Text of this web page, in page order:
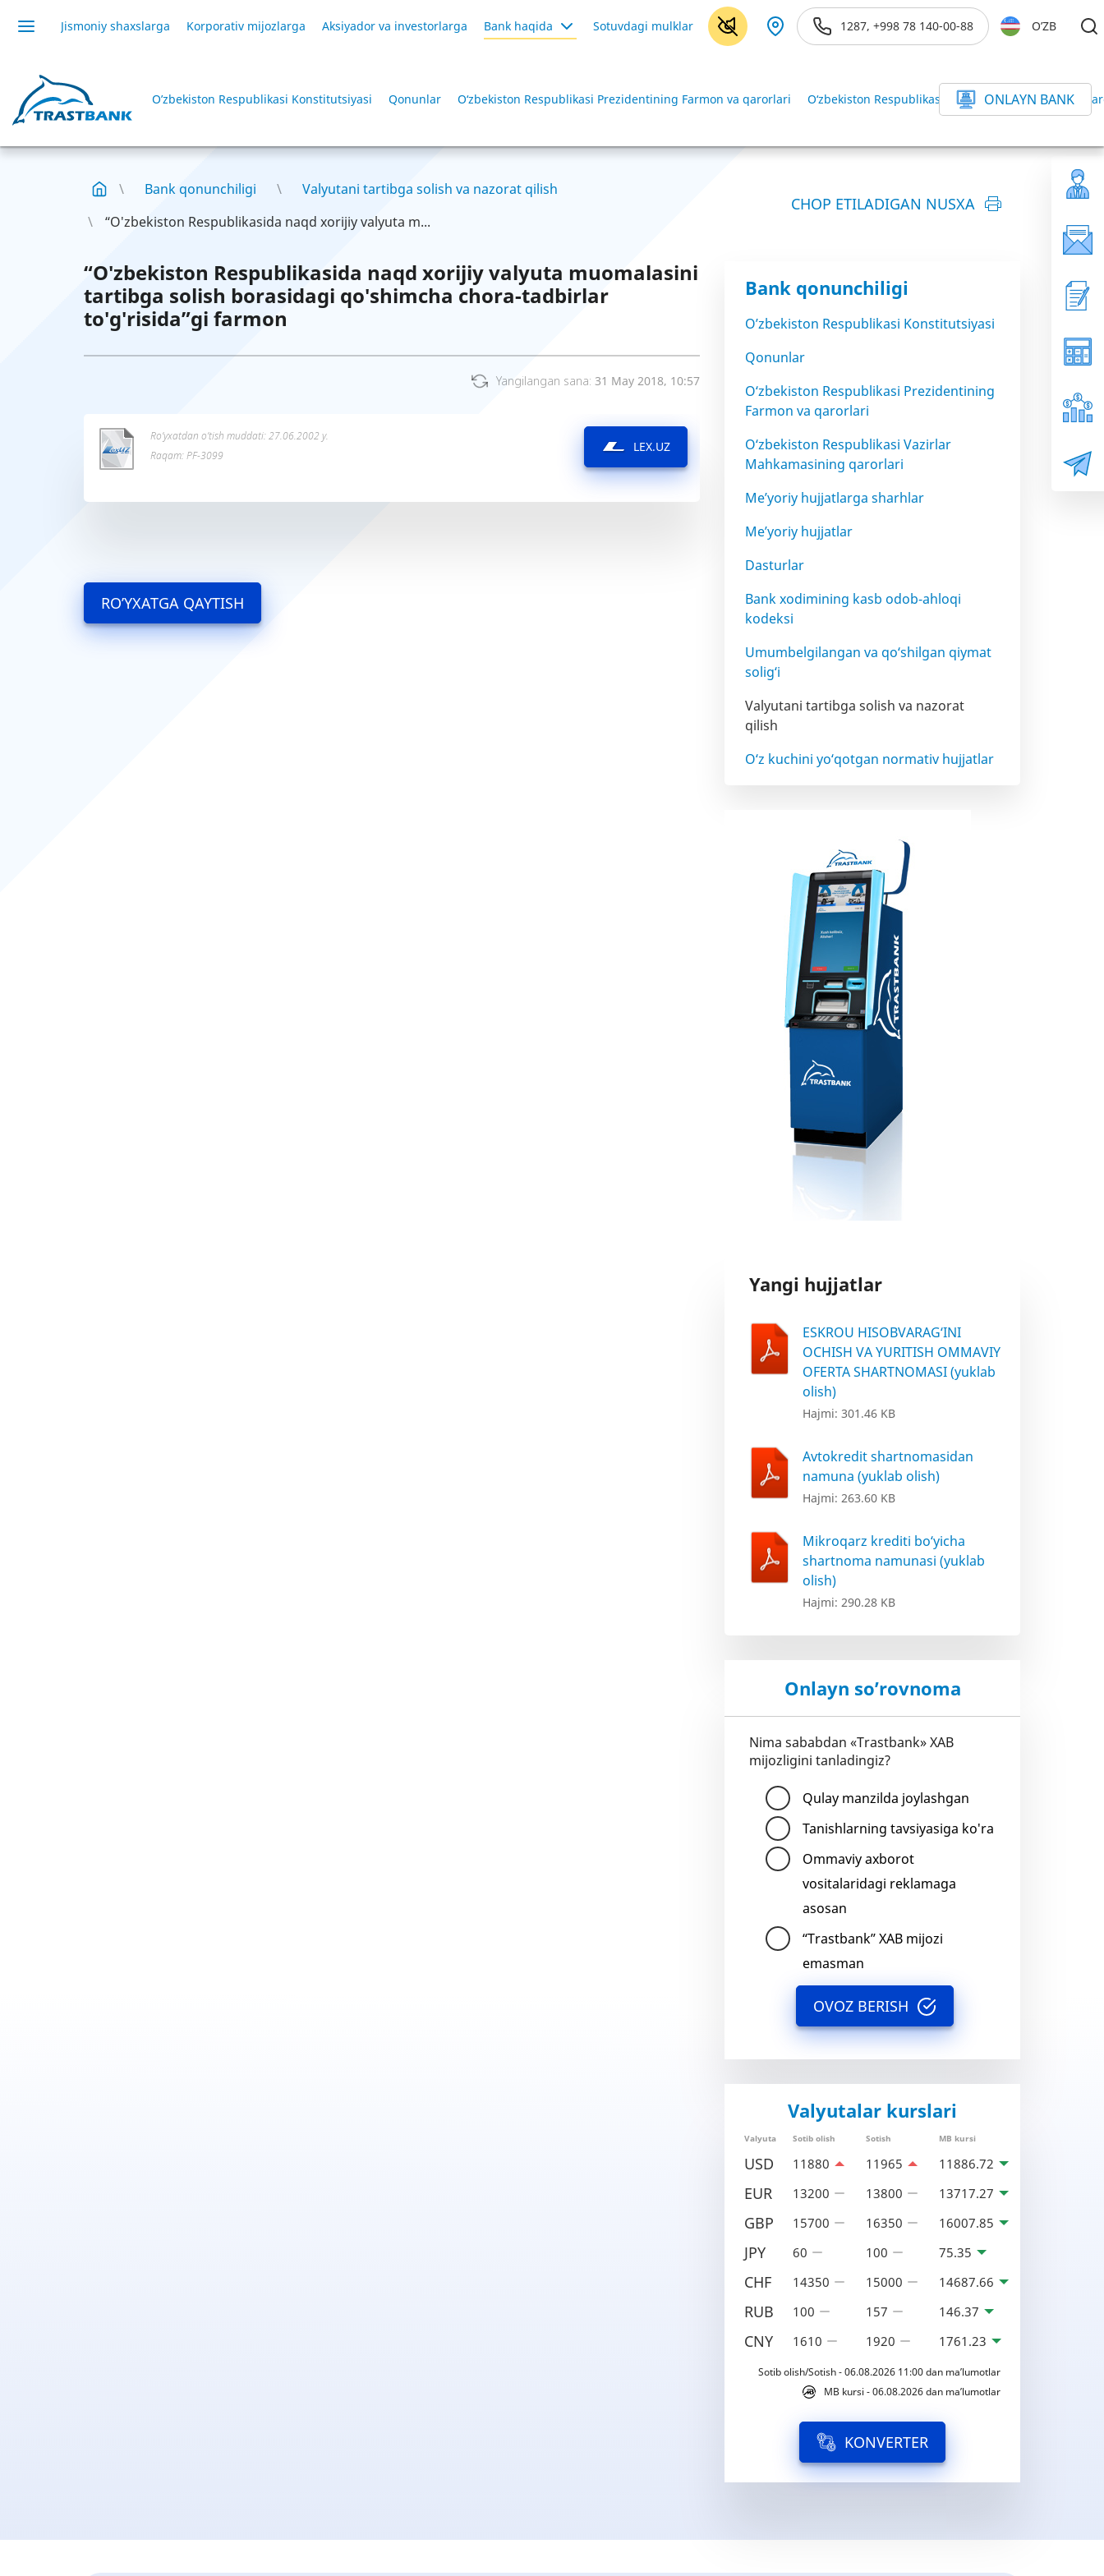
Jismoniy shaxslarga Korporativ mijozlarga Aksiyador va investorlarga Bank haqida Sotuvdagi mulklar 1287, +998 78 140-00-88 O’ZB
O’zbekiston Respublikasi Konstitutsiyasi Qonunlar O‘zbekiston Respublikasi Prezidentining Farmon va qarorlari O‘zbekiston Respublikasi Vazirlar Mahkamasining
ONLAYN BANK
Bank qonunchiligi
Valyutani tartibga solish va nazorat qilish
“O'zbekiston Respublikasida naqd xorijiy valyuta m...
CHOP ETILADIGAN NUSXA
“O'zbekiston Respublikasida naqd xorijiy valyuta muomalasini
tartibga solish borasidagi qo'shimcha chora-tadbirlar
to'g'risida”gi farmon
Yangilangan sana: 31 May 2018, 10:57
Ro’yxatdan o’tish muddati: 27.06.2002 y.
Raqam: PF-3099
LEX.UZ
RO’YXATGA QAYTISH
Bank qonunchiligi
O’zbekiston Respublikasi Konstitutsiyasi
Qonunlar
O‘zbekiston Respublikasi Prezidentining
Farmon va qarorlari
O‘zbekiston Respublikasi Vazirlar
Mahkamasining qarorlari
Me’yoriy hujjatlarga sharhlar
Me’yoriy hujjatlar
Dasturlar
Bank xodimining kasb odob-ahloqi
kodeksi
Umumbelgilangan va qo‘shilgan qiymat
solig‘i
Valyutani tartibga solish va nazorat
qilish
O‘z kuchini yo‘qotgan normativ hujjatlar
Yangi hujjatlar
ESKROU HISOBVARAG‘INI
OCHISH VA YURITISH OMMAVIY
OFERTA SHARTNOMASI (yuklab
olish)
Hajmi: 301.46 KB
Avtokredit shartnomasidan
namuna (yuklab olish)
Hajmi: 263.60 KB
Mikroqarz krediti bo‘yicha
shartnoma namunasi (yuklab
olish)
Hajmi: 290.28 KB
Onlayn so’rovnoma
Nima sababdan «Trastbank» XAB
mijozligini tanladingiz?
Qulay manzilda joylashgan
Tanishlarning tavsiyasiga ko'ra
Ommaviy axborot
vositalaridagi reklamaga
asosan
“Trastbank” XAB mijozi
emasman
OVOZ BERISH
Valyutalar kurslari
Valyuta Sotib olish Sotish MB kursi
USD 11880 11965 11886.72
EUR 13200 13800 13717.27
GBP 15700 16350 16007.85
JPY 60 100 75.35
CHF 14350 15000 14687.66
RUB 100 157 146.37
CNY 1610 1920 1761.23
Sotib olish/Sotish - 06.08.2026 11:00 dan ma’lumotlar
MB kursi - 06.08.2026 dan ma’lumotlar
KONVERTER